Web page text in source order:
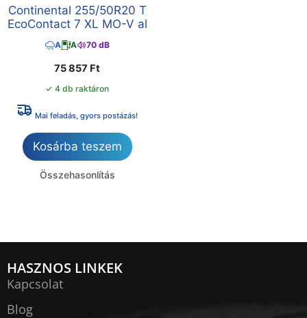
Continental 255/50R20 T
EcoContact 7 XL MO-V al
A A 70 dB
75 857 Ft
✓ 4 db raktáron
Mai feladás, gyors postázás!
Kosárba teszem
Összehasonlítás
HASZNOS LINKEK
Kapcsolat
Blog